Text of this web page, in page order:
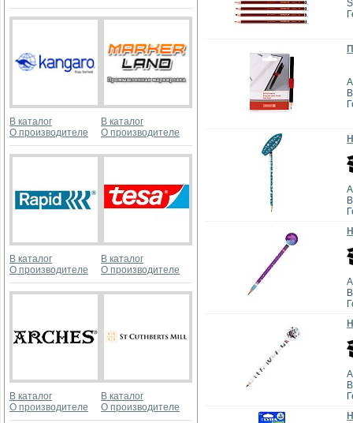
В каталог
О производителе
В каталог
О производителе
В каталог
О производителе
В каталог
О производителе
В каталог
О производителе
В каталог
О производителе